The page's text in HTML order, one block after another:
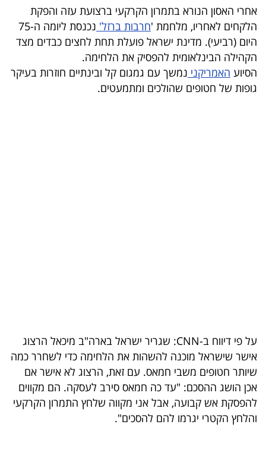
ספורט
קריירה
ולימודים
מינויים
הכלכלי
פודקאסט
40
UNDER
40
אחרי האסון הנורא בתמרון הקרקעי ברצועת עזה והפקת
הלקחים לאחריו, מלחמת 'חרבות ברזל'
נכנסת ליומה ה-75
היום (רביעי). מדינת ישראל פועלת תחת לחצים כבדים מצד
הקהילה הבינלאומית להפסיק את הלחימה.
הסיוע האמריקני נמשך עם גמגום קל ובינתיים חוזרות בעיקר
גופות של חטופים שהולכים ומתמעטים.
על פי דיווח ב-CNN: שגריר ישראל בארה"ב מיכאל הרצוג
אישר שישראל מוכנה להשהות את הלחימה כדי לשחרר כמה
שיותר חטופים משבי חמאס. עם זאת, הרצוג לא אישר אם
אכן הושג ההסכם: "עד כה חמאס סירב לעסקה. הם מקווים
להפסקת אש קבועה, אבל אני מקווה שלחץ התמרון הקרקעי
והלחץ הקטרי יגרמו להם להסכים".